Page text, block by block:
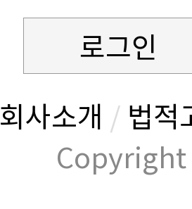
로그인
회사소개 / 법적
Copyright